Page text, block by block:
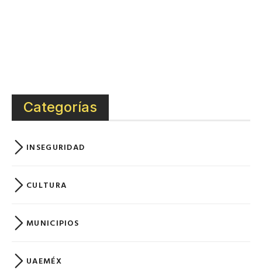
Categorías
INSEGURIDAD
CULTURA
MUNICIPIOS
UAEMÉX